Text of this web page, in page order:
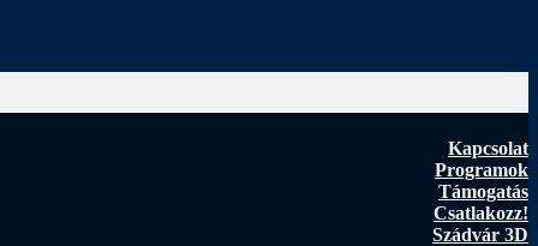
Kapcsolat
Programok
Támogatás
Csatlakozz!
Szádvár 3D